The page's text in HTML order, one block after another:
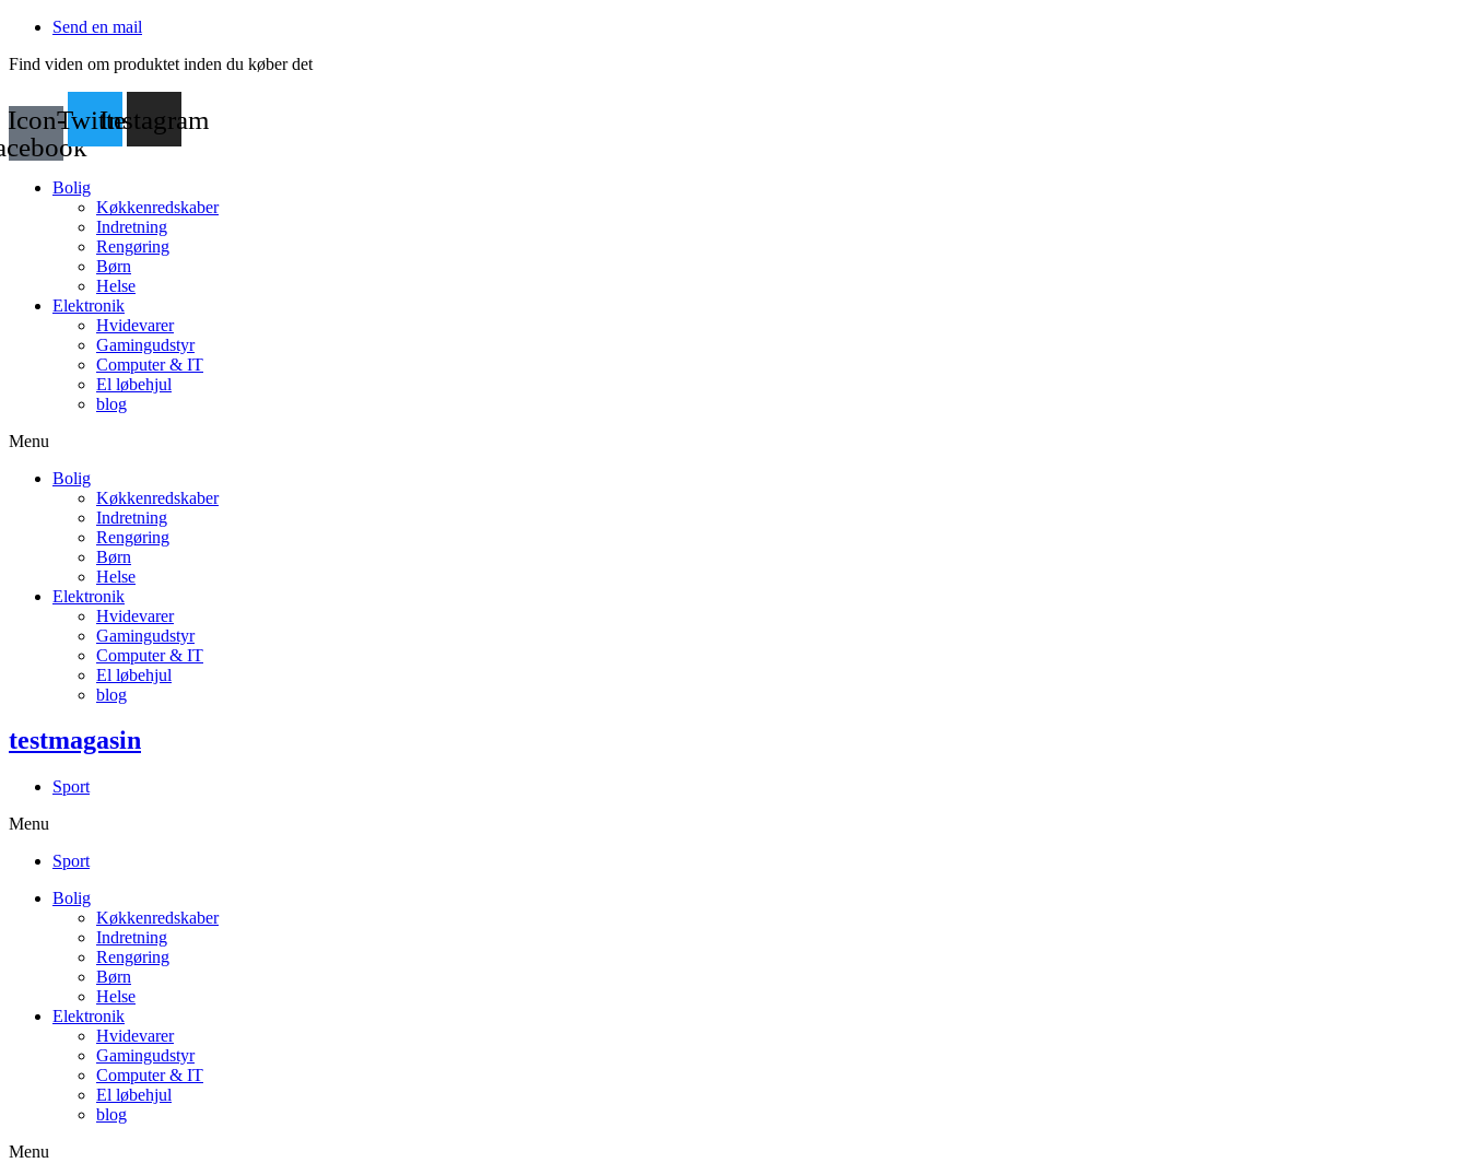
Videre
indhold
Send en mail
Find viden om produktet inden du køber det
Icon-TwitterInstagram
Bolig
Køkkenredskaber
Indretning
Rengøring
Børn
Helse
Elektronik
Hvidevarer
Gamingudstyr
Computer & IT
El løbehjul
blog
Menu
Bolig
Køkkenredskaber
Indretning
Rengøring
Børn
Helse
Elektronik
Hvidevarer
Gamingudstyr
Computer & IT
El løbehjul
blog
testmagasin
Sport
Menu
Sport
Bolig
Køkkenredskaber
Indretning
Rengøring
Børn
Helse
Elektronik
Hvidevarer
Gamingudstyr
Computer & IT
El løbehjul
blog
Menu